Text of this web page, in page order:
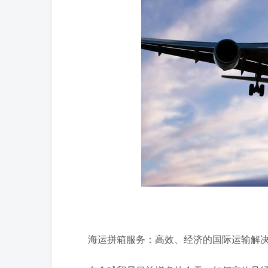
海运拼箱服务：高效、经济的国际运输解